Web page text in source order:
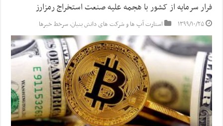
فرار سرمایه از کشور با هجمه علیه صنعت استخراج رمزارز
۱۳۹۹/۱۰/۲۵ استارت آپ ها و شرکت های دانش بنیان,سرخط خبرها